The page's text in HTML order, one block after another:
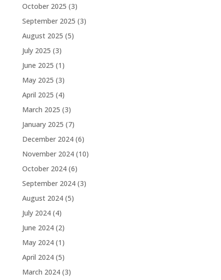
October 2025 (3)
September 2025 (3)
August 2025 (5)
July 2025 (3)
June 2025 (1)
May 2025 (3)
April 2025 (4)
March 2025 (3)
January 2025 (7)
December 2024(6)
November 2024(10)
October 2024(6)
September 2024(3)
August 2024(5)
July 2024(4)
June 2024(2)
May 2024(1)
April 2024(5)
March 2024(3)